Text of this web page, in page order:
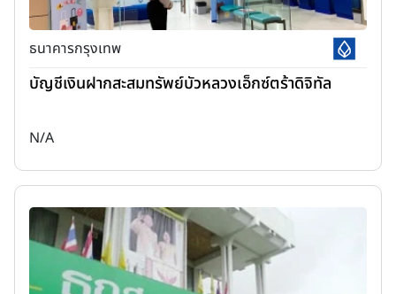
ธนาคารกรุงเทพ
บัญชีเงินฝากสะสมทรัพย์บัวหลวงเอ็กซ์ตร้าดิจิทัล
N/A